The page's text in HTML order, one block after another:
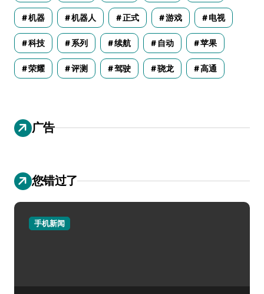
机器 机器人 正式 游戏 电视
科技 系列 续航 自动 苹果
荣耀 评测 驾驶 骁龙 高通
广告
您错过了
手机新闻